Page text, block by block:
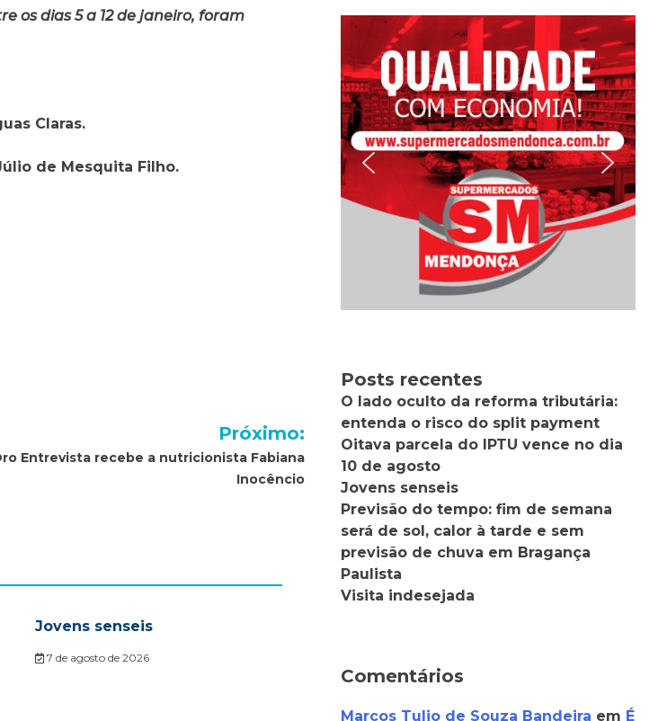
os dias 5 a 12 de janeiro, foram
Claras.
de Mesquita Filho.
Próximo:
Entrevista recebe a nutricionista Fabiana
Inocêncio
Jovens senseis
7 de agosto de 2026
Posts recentes
O lado oculto da reforma tributária:
entenda o risco do split payment
Oitava parcela do IPTU vence no dia
10 de agosto
Jovens senseis
Previsão do tempo: fim de semana
será de sol, calor à tarde e sem
previsão de chuva em Bragança
Paulista
Visita indesejada
Comentários
Marcos Tulio de Souza Bandeira em É